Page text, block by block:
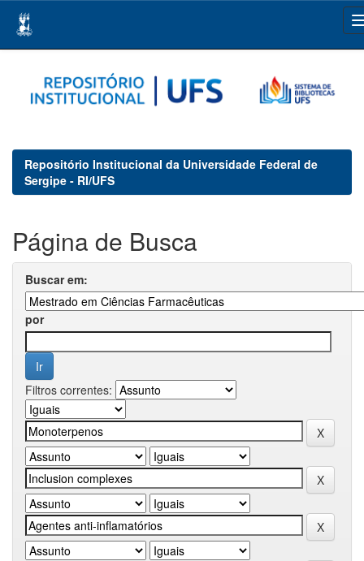
navigation
Repositório Institucional da Universidade Federal de
Sergipe - RI/UFS
Página de Busca
Buscar em:
por
Filtros correntes: